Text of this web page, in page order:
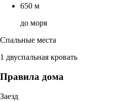
650 м
до моря
Спальные места
1 двуспальная кровать
Правила дома
Заезд